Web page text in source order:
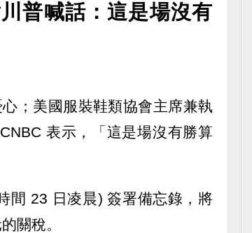
普喊話：這是場沒有
；美國服裝鞋類協會主席兼執
表示，「這是場沒有勝算
間 23 日凌晨) 簽署備忘錄，將
關稅。